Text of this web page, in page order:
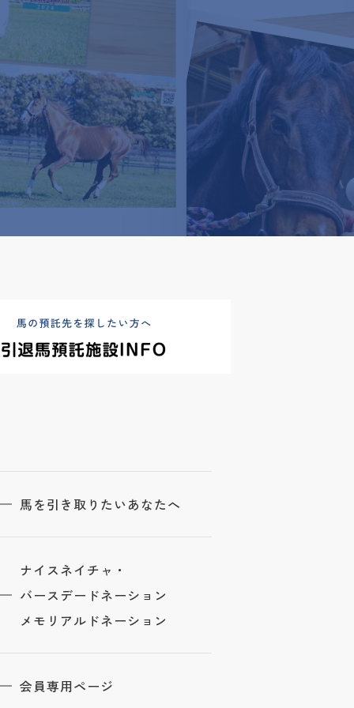
馬を引き取りたいあなたへ
ナイスネイチャ・
バースデードネーション
メモリアルドネーション
会員専用ページ